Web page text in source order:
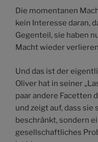
Die momentanen
kein Interesse daran,
Gegenteil, sie haben
Macht wieder
Und das ist der
Oliver hat in seiner
paar andere Facetten
und zeigt auf, dass sie
beschränkt, sondern
gesellschaftliches